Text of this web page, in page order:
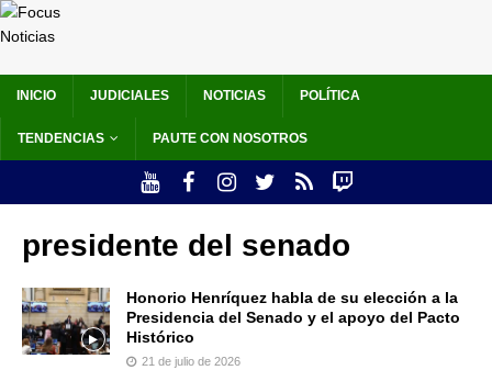
INICIO JUDICIALES NOTICIAS POLÍTICA
TENDENCIAS PAUTE CON NOSOTROS
presidente del senado
Honorio Henríquez habla de su elección a la
Presidencia del Senado y el apoyo del Pacto
Histórico
21 de julio de 2026